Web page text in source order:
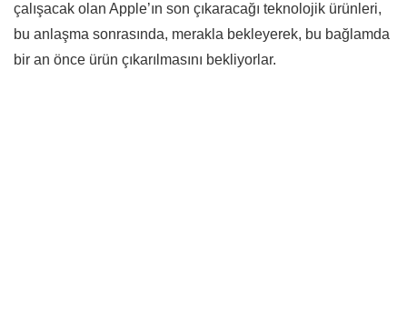
çalışacak olan Apple’ın son çıkaracağı teknolojik ürünleri,
bu anlaşma sonrasında, merakla bekleyerek, bu bağlamda
bir an önce ürün çıkarılmasını bekliyorlar.